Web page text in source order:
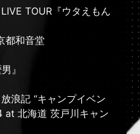
TOUR『ウタえもん
都和音堂
』
浪記 “キャンプイベン
at 北海道 茨戸川キャン